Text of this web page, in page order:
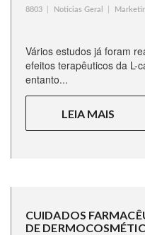
8803 Noticias Geral
Vários estudos já foram
efeitos terapêuticos da L-
entanto...
LEIA MAIS
CUIDADOS
DE